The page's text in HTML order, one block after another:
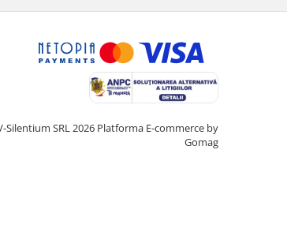
SRL 2026 Platforma E-commerce by
Gomag